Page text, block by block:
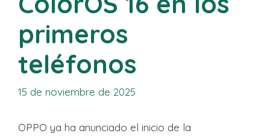
primeros
teléfonos
15 de noviembre de 2025
OPPO ya ha anunciado el inicio de la